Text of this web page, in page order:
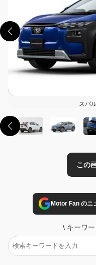
スバ
この画像
Motor Fan のニ
\ キーワ